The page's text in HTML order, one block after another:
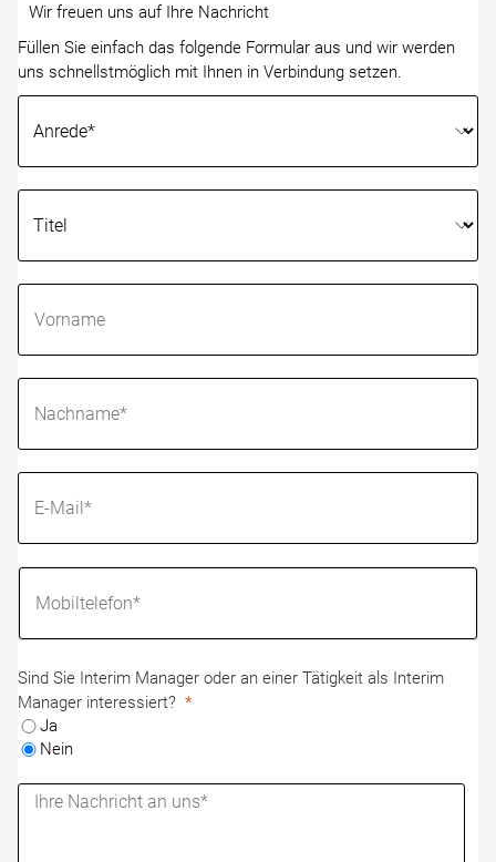
Wir freuen uns auf Ihre Nachricht
Füllen Sie einfach das folgende Formular aus und wir werden
uns schnellstmöglich mit Ihnen in Verbindung setzen.
Sind Sie Interim Manager oder an einer Tätigkeit als Interim
Manager interessiert?
Ja
Nein